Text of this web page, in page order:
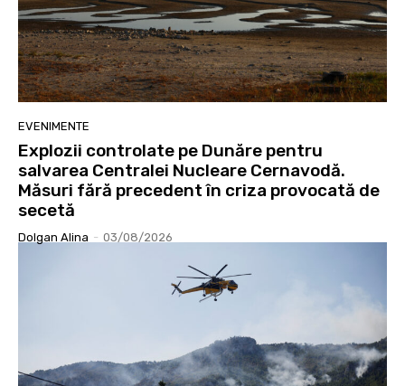
EVENIMENTE
Explozii controlate pe Dunăre pentru
salvarea Centralei Nucleare Cernavodă.
Măsuri fără precedent în criza provocată de
secetă
Dolgan Alina - 03/08/2026